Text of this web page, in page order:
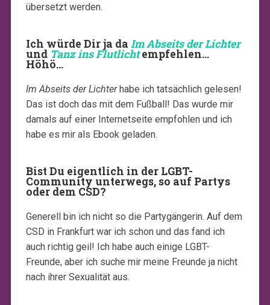
übersetzt werden.
Ich würde Dir ja da Im Abseits der Lichter
und Tanz ins Flutlichtempfehlen…
Höhö…
Im Abseits der Lichterhabe ich tatsächlich gelesen!
Das ist doch das mit dem Fußball! Das wurde mir
damals auf einer Internetseite empfohlen und ich
habe es mir als Ebook geladen.
Bist Du eigentlich in der LGBT-
Community unterwegs, so auf Partys
oder dem CSD?
Generell bin ich nicht so die Partygängerin. Auf dem
CSD in Frankfurt war ich schon und das fand ich
auch richtig geil! Ich habe auch einige LGBT-
Freunde, aber ich suche mir meine Freunde ja nicht
nach ihrer Sexualität aus.